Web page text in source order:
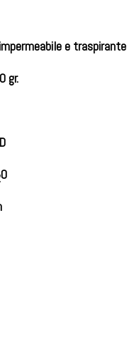
e traspirante
gr.
O